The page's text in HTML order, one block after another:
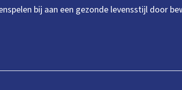
bij aan een gezonde levensstijl door